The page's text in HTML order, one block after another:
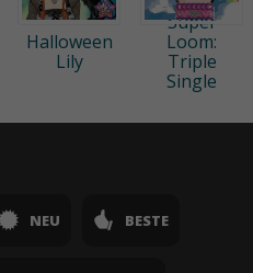
Halloween
Lily
Super
Loom:
Triple
Single
NEU BESTE